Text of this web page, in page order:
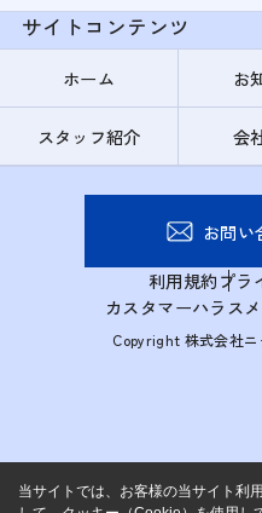
サイトコンテンツ
ホーム お
スタッフ紹介 会
お問い
利用規約プラ
カスタマーハラス
Copyright 株式会社
当サイトでは、お客様の当サイト利